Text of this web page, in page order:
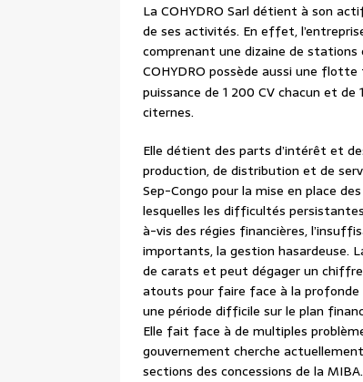
La COHYDRO Sarl détient à son
de ses activités. En effet,
comprenant une dizaine de
COHYDRO possède aussi une
puissance de 1 200 CV chacun et
citernes.
Elle détient des parts d’intérêt et
production, de distribution et de
Sep-Congo pour la mise en place
lesquelles les difficultés
à-vis des régies financières,
importants, la gestion hasardeuse.
de carats et peut dégager un chiffre
atouts pour faire face à la profonde
une période difficile sur le plan
Elle fait face à de multiples
gouvernement cherche
sections des concessions de la MIBA.